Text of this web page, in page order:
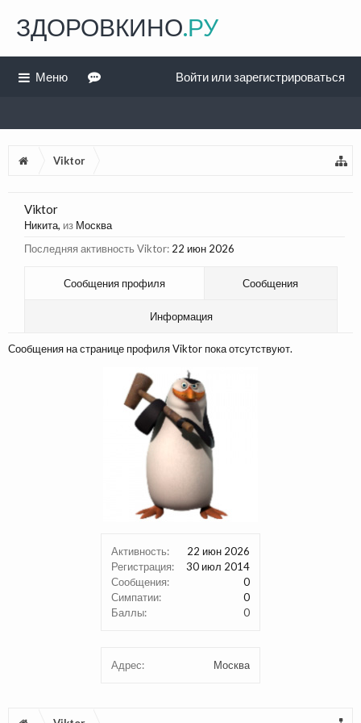
Viktor
Активность:
22 июн 2026
Регистрация:
30 июл 2014
Сообщения:
0
Симпатии:
0
Баллы:
0
Адрес: Москва
Viktor
Никита, из Москва
Последняя активность Viktor: 22 июн 2026
Сообщения профиля Сообщения
Информация
Сообщения на странице профиля Viktor пока отсутствуют.
ЗДОРОВКИНО.РУ
Меню Войти или зарегистрироваться